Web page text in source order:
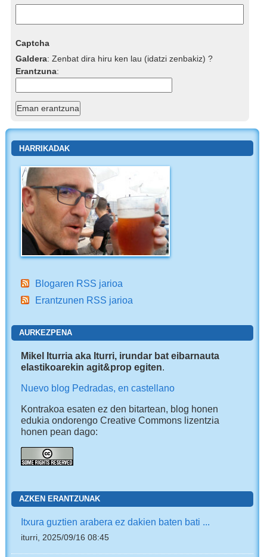
Captcha
Galdera:Zenbat dira hiru ken lau (idatzi zenbakiz) ?
Erantzuna:
HARRIKADAK
Blogaren RSS jarioa
Erantzunen RSS jarioa
AURKEZPENA
Mikel Iturria aka Iturri, irundar bat eibarnauta
elastikoarekin agit&prop egiten.
Nuevo blog Pedradas, en castellano
Kontrakoa esaten ez den bitartean, blog honen
edukia ondorengo Creative Commons lizentzia
honen pean dago:
AZKEN ERANTZUNAK
Itxura guztien arabera ez dakien baten bati ...
iturri, 2025/09/16 08:45